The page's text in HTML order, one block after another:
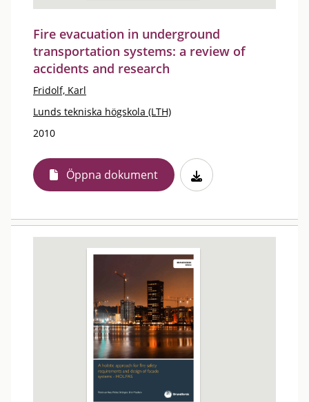
Fire evacuation in underground
transportation systems: a review of
accidents and research
Fridolf, Karl
Lunds tekniska högskola (LTH)
2010
Öppna dokument